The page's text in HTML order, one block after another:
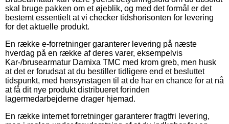
skal bruge pakken om et øjeblik, og med det formål er det
bestemt essentielt at vi checker tidshorisonten for levering
for det aktuelle produkt.
En række e-forretninger garanterer levering på næste
hverdag på en række af deres varer, eksempelvis
Kar-/brusearmatur Damixa TMC med krom greb, men husk
at det er forudsat at du bestiller tidligere end et besluttet
tidspunkt, med hensynstagen til at de har en chance for at nå
at få dit nye produkt distribueret forinden
lagermedarbejderne drager hjemad.
En række internet forretninger garanterer fragtfri levering,